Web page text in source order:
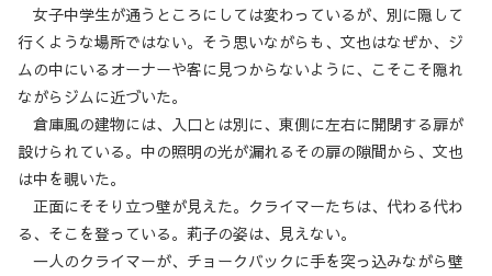
女子中学生が通うところにしては変わっているが、別に隠して
行くような場所ではない。そう思いながらも、文也はなぜか、ジ
ムの中にいるオーナーや客に見つからないように、こそこそ隠れ
ながらジムに近づいた。
倉庫風の建物には、入口とは別に、東側に左右に開閉する扉が
設けられている。中の照明の光が漏れるその扉の隙間から、文也
は中を覗いた。
正面にそそり立つ壁が見えた。クライマーたちは、代わる代わ
る、そこを登っている。莉子の姿は、見えない。
一人のクライマーが、チョークバックに手を突っ込みながら壁